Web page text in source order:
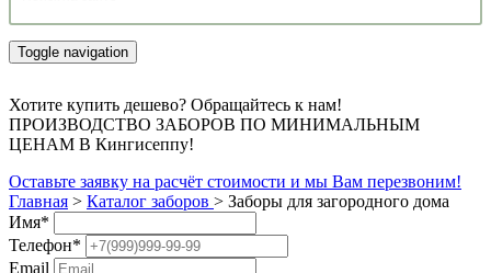
Toggle navigation
Хотите купить дешево? Обращайтесь к нам!
ПРОИЗВОДСТВО ЗАБОРОВ ПО МИНИМАЛЬНЫМ
ЦЕНАМ В Кингисеппу!
Оставьте заявку на расчёт стоимости и мы Вам перезвоним!
Главная > Каталог заборов > Заборы для загородного дома
Имя*
Телефон*
Email